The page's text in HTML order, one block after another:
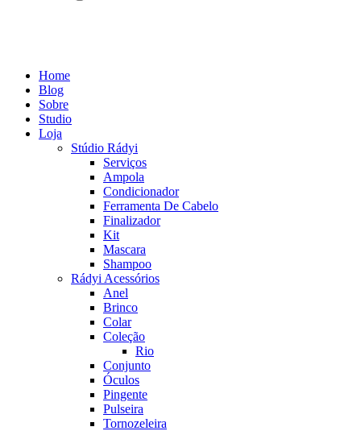
Home
Blog
Sobre
Studio
Loja
Stúdio Rádyi
Serviços
Ampola
Condicionador
Ferramenta De Cabelo
Finalizador
Kit
Mascara
Shampoo
Rádyi Acessórios
Anel
Brinco
Colar
Coleção
Rio
Conjunto
Óculos
Pingente
Pulseira
Tornozeleira